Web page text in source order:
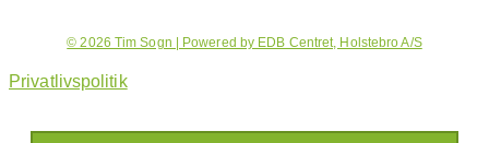
© 2026 Tim Sogn | Powered by EDB Centret, Holstebro A/S
Privatlivspolitik